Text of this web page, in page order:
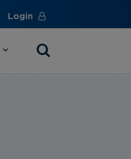
Login